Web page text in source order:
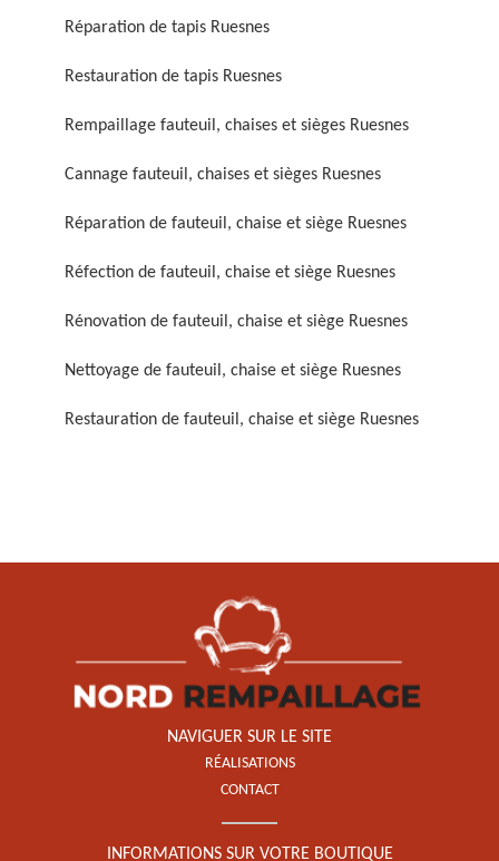
Réparation de fauteuil,
chaise et siège 59
chaise et siège 59
chaise et siège 59
Réparation de tapis Ruesnes
Restauration de tapis Ruesnes
Rempaillage fauteuil, chaises et sièges Ruesnes
Cannage fauteuil, chaises et sièges Ruesnes
Réparation de fauteuil, chaise et siège Ruesnes
Réfection de fauteuil, chaise et siège Ruesnes
Rénovation de fauteuil, chaise et siège Ruesnes
Nettoyage de fauteuil, chaise et siège Ruesnes
Restauration de fauteuil, chaise et siège Ruesnes
NAVIGUER SUR LE SITE
RÉALISATIONS
CONTACT
INFORMATIONS SUR VOTRE BOUTIQUE